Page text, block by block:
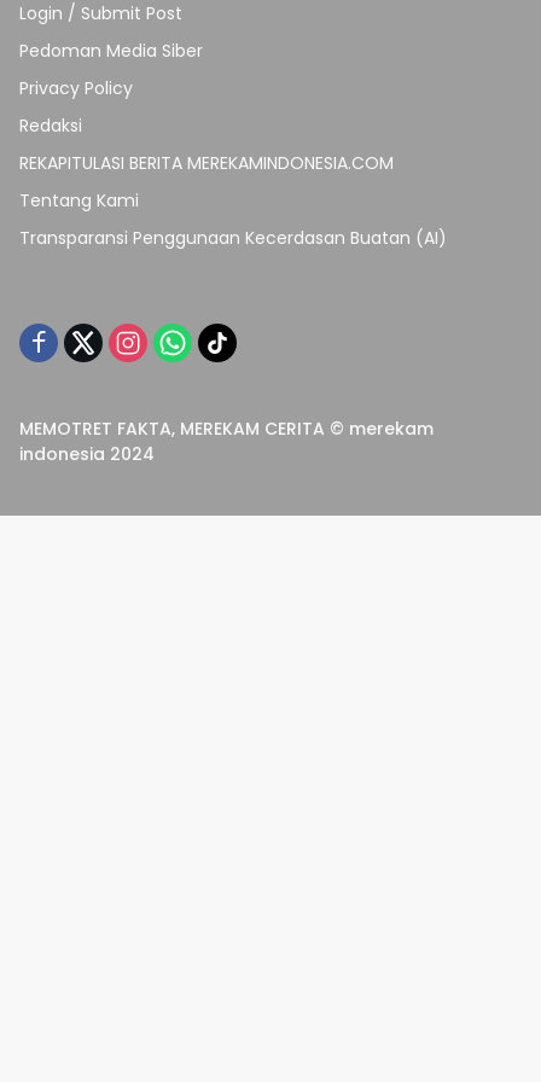
Login / Submit Post
Pedoman Media Siber
Privacy Policy
Redaksi
REKAPITULASI BERITA MEREKAMINDONESIA.COM
Tentang Kami
Transparansi Penggunaan Kecerdasan Buatan (AI)
MEMOTRET FAKTA, MEREKAM CERITA © merekam
indonesia 2024